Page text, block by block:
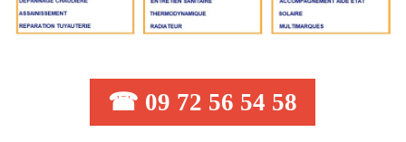
☎ 09 72 56 54 58